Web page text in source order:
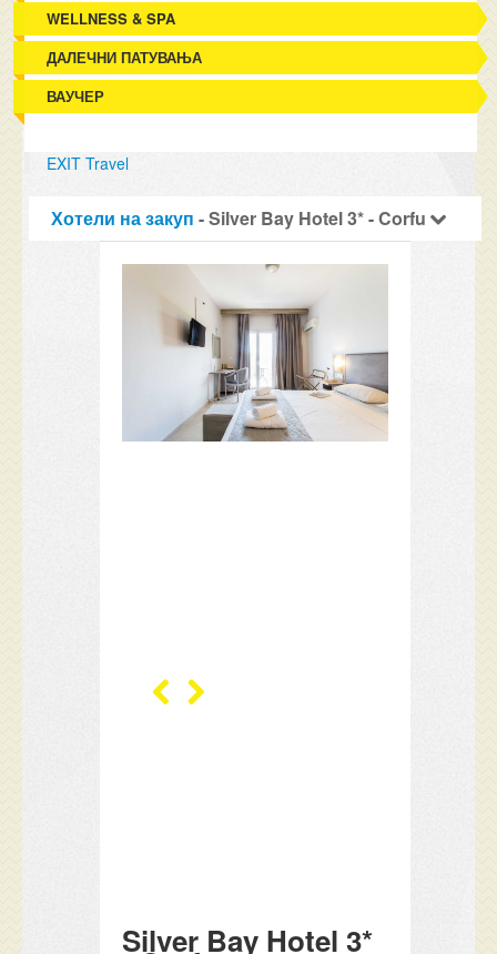
WELLNESS & SPA
ДАЛЕЧНИ ПАТУВАЊА
ВАУЧЕР
EXIT Travel
Хотели на закуп - Silver Bay Hotel 3* - Corfu
Silver Bay Hotel 3*